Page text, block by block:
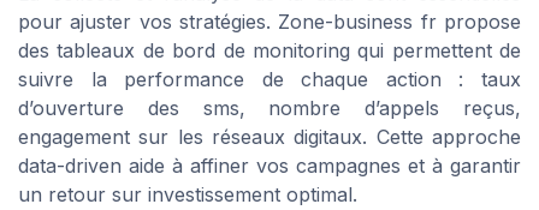
pour ajuster vos stratégies. Zone-business fr propose
des tableaux de bord de monitoring qui permettent de
suivre la performance de chaque action : taux
d’ouverture des sms, nombre d’appels reçus,
engagement sur les réseaux digitaux. Cette approche
data-driven aide à affiner vos campagnes et à garantir
un retour sur investissement optimal.